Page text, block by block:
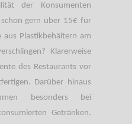
der Konsumenten
gern über 15€ für
Plastikbehältern am
Klarerweise
des Restaurants vor
Darüber hinaus
besonders bei
Getränken.